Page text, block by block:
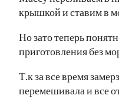
крышкой и ставим в
Но зато теперь
приготовления без
Т.к за все время
перемешивала и все